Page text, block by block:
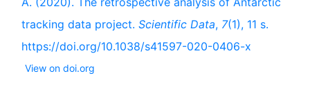
tracking data project. Scientific Data, 7(1), 11 s.
https://doi.org/10.1038/s41597-020-0406-x
View on doi.org